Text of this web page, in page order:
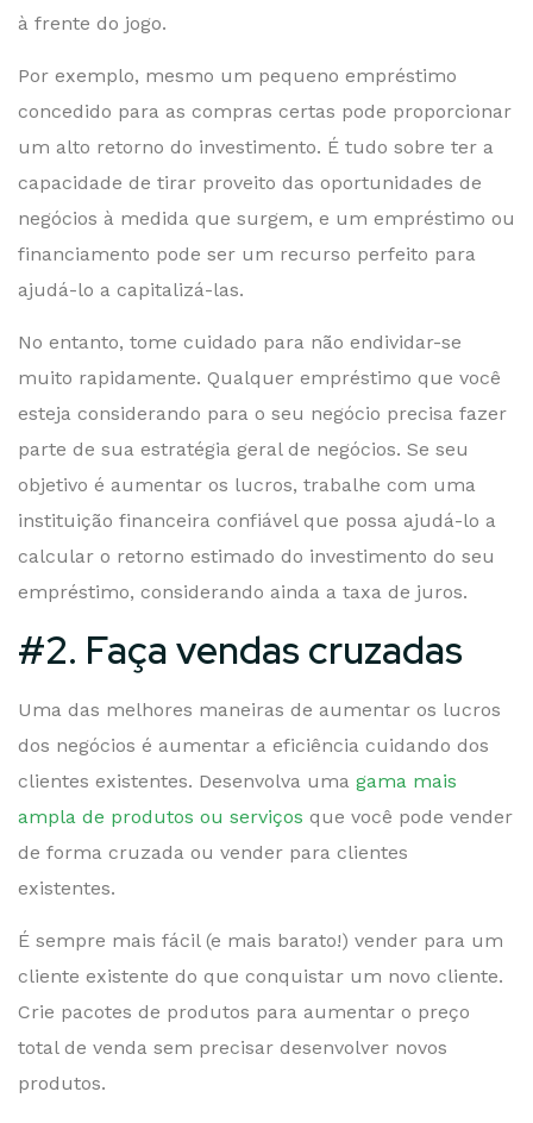
à frente do jogo.
Por exemplo, mesmo um pequeno empréstimo
concedido para as compras certas pode proporcionar
um alto retorno do investimento. É tudo sobre ter a
capacidade de tirar proveito das oportunidades de
negócios à medida que surgem, e um empréstimo ou
financiamento pode ser um recurso perfeito para
ajudá-lo a capitalizá-las.
No entanto, tome cuidado para não endividar-se
muito rapidamente. Qualquer empréstimo que você
esteja considerando para o seu negócio precisa fazer
parte de sua estratégia geral de negócios. Se seu
objetivo é aumentar os lucros, trabalhe com uma
instituição financeira confiável que possa ajudá-lo a
calcular o retorno estimado do investimento do seu
empréstimo, considerando ainda a taxa de juros.
#2. Faça vendas cruzadas
Uma das melhores maneiras de aumentar os lucros
dos negócios é aumentar a eficiência cuidando dos
clientes existentes. Desenvolva uma gama mais
ampla de produtos ou serviços que você pode vender
de forma cruzada ou vender para clientes
existentes.
É sempre mais fácil (e mais barato!) vender para um
cliente existente do que conquistar um novo cliente.
Crie pacotes de produtos para aumentar o preço
total de venda sem precisar desenvolver novos
produtos.